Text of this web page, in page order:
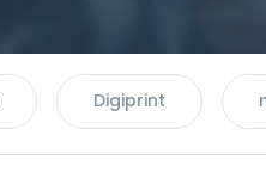
Digiprint